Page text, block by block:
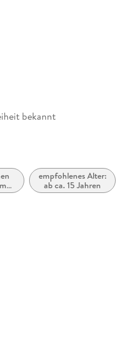
bekannt
empfohlenes Alter:
ab ca. 15 Jahren